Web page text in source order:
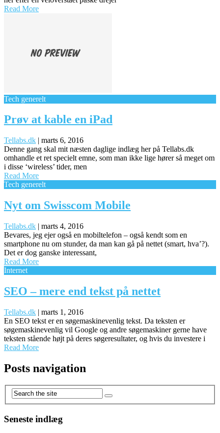
Read More
Tech generelt
Prøv at kable en iPad
Tellabs.dk | marts 6, 2016
Denne gang skal mit næsten daglige indlæg her på Tellabs.dk
omhandle et ret specielt emne, som man ikke lige hører så meget om
i disse ‘wireless’ tider, men
Read More
Tech generelt
Nyt om Swisscom Mobile
Tellabs.dk | marts 4, 2016
Bevares, jeg ejer også en mobiltelefon – også kendt som en
smartphone nu om stunder, da man kan gå på nettet (smart, hva’?).
Det er dog ganske interessant,
Read More
Internet
SEO – mere end tekst på nettet
Tellabs.dk | marts 1, 2016
En SEO tekst er en søgemaskinevenlig tekst. Da teksten er
søgemaskinevenlig vil Google og andre søgemaskiner gerne have
teksten stående højt på deres søgeresultater, og hvis du investere i
Read More
Posts navigation
Seneste indlæg